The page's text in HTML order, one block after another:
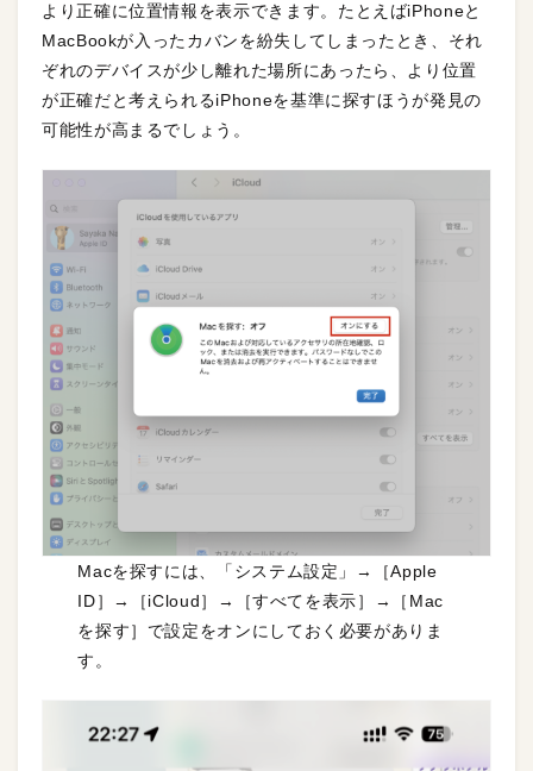
より正確に位置情報を表示できます。たとえばiPhoneと
MacBookが入ったカバンを紛失してしまったとき、それ
ぞれのデバイスが少し離れた場所にあったら、より位置
が正確だと考えられるiPhoneを基準に探すほうが発見の
可能性が高まるでしょう。
Macを探すには、「システム設定」→［Apple
ID］→［iCloud］→［すべてを表示］→［Mac
を探す］で設定をオンにしておく必要がありま
す。